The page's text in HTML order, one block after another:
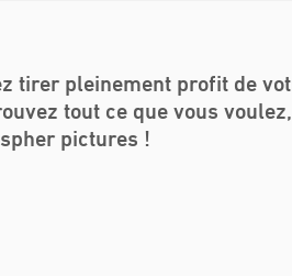
tirer pleinement profit de
tout ce que vous
pictures !